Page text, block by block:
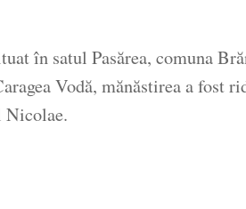
în satul Pasărea, comuna
Vodă, mănăstirea a fost
Nicolae.